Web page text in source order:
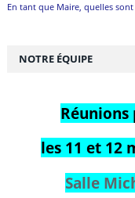
En tant que Maire, quelles
NOTRE ÉQUIPE
Réunions
les 11 et 12
Salle